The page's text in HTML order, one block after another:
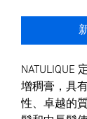
NATULIQUE
增稠膏，具
性、卓越的